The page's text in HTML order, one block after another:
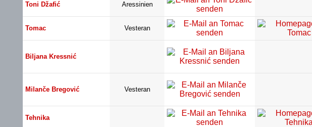
Toni Džafić Aressinien
Tomac Vesteran
Biljana Kressnić
Milanče Bregović Vesteran
Tehnika